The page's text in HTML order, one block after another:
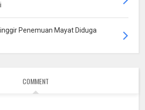
Penemuan Mayat Diduga
COMMENT